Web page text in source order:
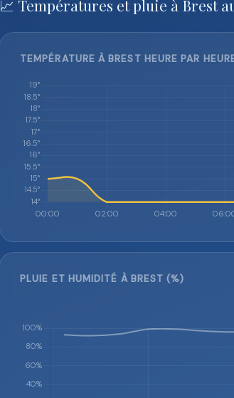
📈 Températures et pluie à Brest
TEMPÉRATURE À BREST HEURE PAR
PLUIE ET HUMIDITÉ À BREST (%)